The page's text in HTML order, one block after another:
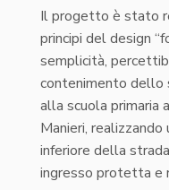
Il progetto è stato
principi del design
semplicità,
contenimento dello
alla scuola primaria
Manieri,
inferiore della
ingresso protetta e